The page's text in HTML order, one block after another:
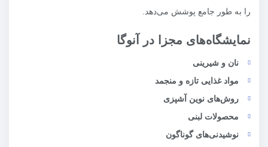
را به طور جامع پوشش می‌دهد.
نمایشگاه‌های مجزا در آنوگا
نان و شیرینی
مواد غذایی تازه و منجمد
روش‌های نوین آشپزی
محصولات لبنی
نوشیدنی‌های گوناگون